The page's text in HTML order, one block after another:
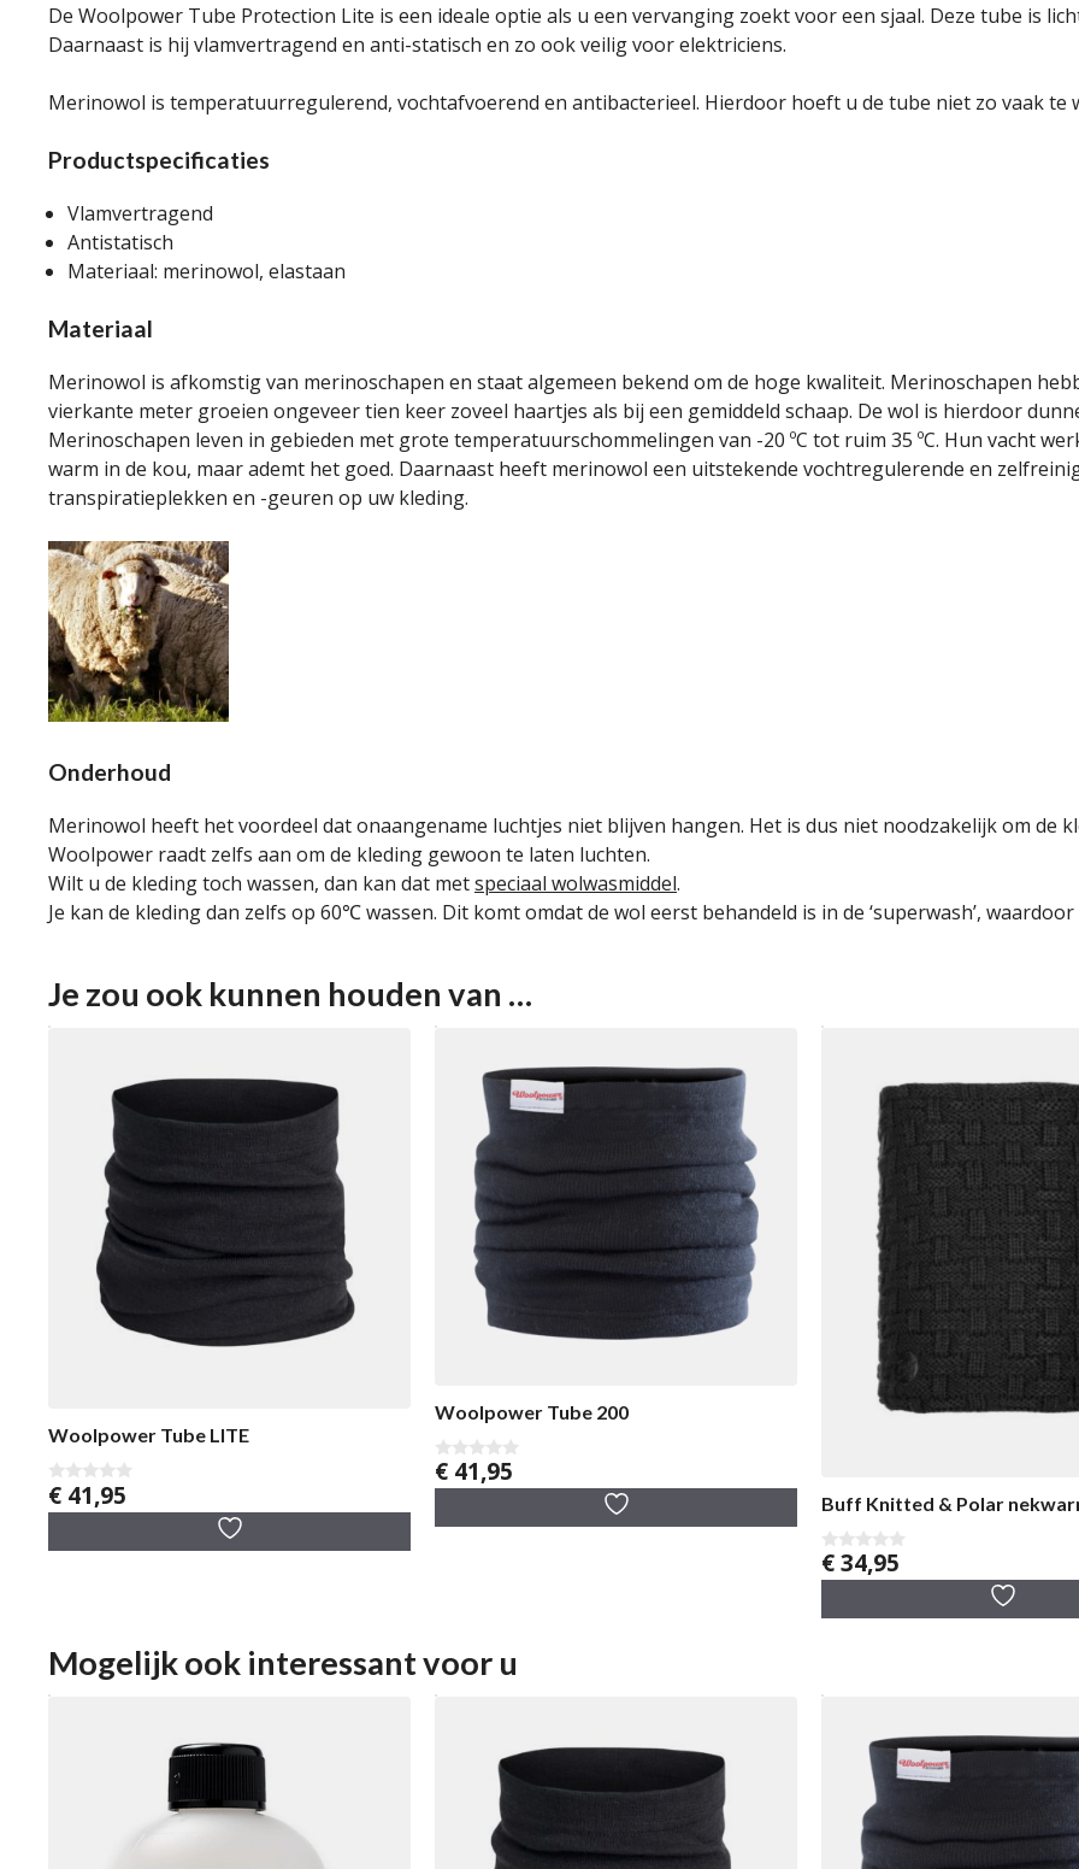
De Woolpower Tube Protection Lite is een ideale optie als u een vervanging zoekt voor een sjaal. Deze tube is
Daarnaast is hij vlamvertragend en anti-statisch en zo ook veilig voor elektriciens.
Merinowol is temperatuurregulerend, vochtafvoerend en antibacterieel. Hierdoor hoeft u de tube niet zo vaak te
Productspecificaties
Vlamvertragend
Antistatisch
Materiaal: merinowol, elastaan
Materiaal
Merinowol is afkomstig van merinoschapen en staat algemeen bekend om de hoge kwaliteit. Merinoschapen
vierkante meter groeien ongeveer tien keer zoveel haartjes als bij een gemiddeld schaap. De wol is hierdoor
Merinoschapen leven in gebieden met grote temperatuurschommelingen van -20 ºC tot ruim 35 ºC. Hun vacht
warm in de kou, maar ademt het goed. Daarnaast heeft merinowol een uitstekende vochtregulerende en
transpiratieplekken en -geuren op uw kleding.
Onderhoud
Merinowol heeft het voordeel dat onaangename luchtjes niet blijven hangen. Het is dus niet noodzakelijk om de
Woolpower raadt zelfs aan om de kleding gewoon te laten luchten.
Wilt u de kleding toch wassen, dan kan dat metspeciaal wolwasmiddel.
Je kan de kleding dan zelfs op 60℃ wassen. Dit komt omdat de wol eerst behandeld is in de ‘superwash’,
Je zou ook kunnen houden van …
Woolpower Tube LITE
0
v
€ 41,95
Woolpower Tube 200
0
v
€ 41,95
Buff Knitted & Polar
0
v
€34,95
Mogelijk ook interessant voor u